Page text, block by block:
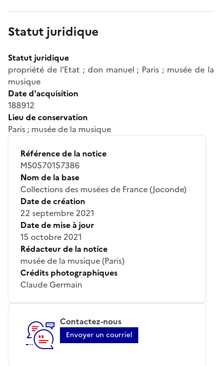
Statut juridique
Statut juridique
propriété de l'Etat ; don manuel ; Paris ; musée de la
musique
Date d'acquisition
188912
Lieu de conservation
Paris ; musée de la musique
Référence de la notice
M50570157386
Nom de la base
Collections des musées de France (Joconde)
Date de création
22 septembre 2021
Date de mise à jour
15 octobre 2021
Rédacteur de la notice
musée de la musique (Paris)
Crédits photographiques
Claude Germain
Contactez-nous
Envoyer un courriel